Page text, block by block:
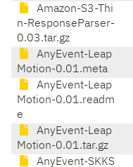
Amazon-S3-Thi
n-ResponseParser-
0.03.tar.gz
AnyEvent-Leap
Motion-0.01.meta
AnyEvent-Leap
Motion-0.01.readm
e
AnyEvent-Leap
Motion-0.01.tar.gz
AnyEvent-SKKS